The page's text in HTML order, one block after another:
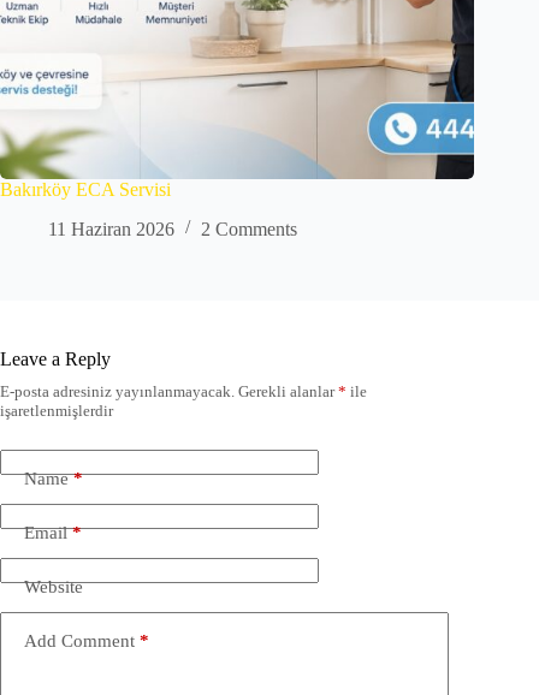
Bakırköy ECA Servisi
11 Haziran 2026
2 Comments
Leave a Reply
E-posta adresiniz yayınlanmayacak. Gerekli alanlar* ile
işaretlenmişlerdir
Name*
Email*
Website
Add Comment *